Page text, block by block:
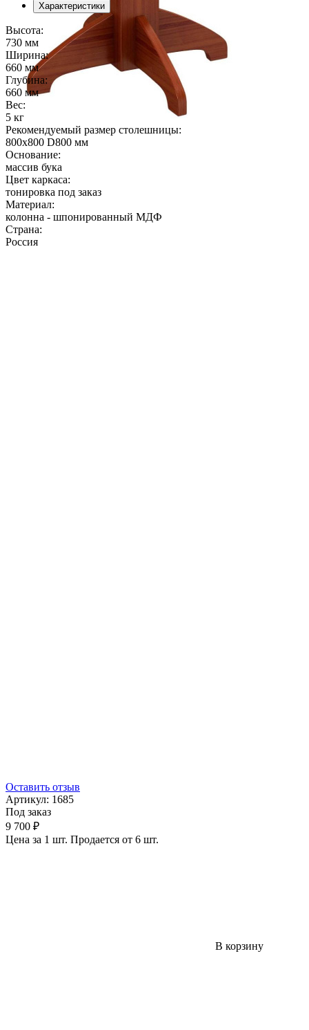
Характеристики
Высота:
730 мм
Ширина:
660 мм
Глубина:
660 мм
Вес:
5 кг
Рекомендуемый размер столешницы:
800х800 D800 мм
Основание:
массив бука
Цвет каркаса:
тонировка под заказ
Материал:
колонна - шпонированный МДФ
Страна:
Россия
Оставить отзыв
Артикул: 1685
Под заказ
9 700 ₽
Цена за 1 шт. Продается от 6 шт.
В корзину